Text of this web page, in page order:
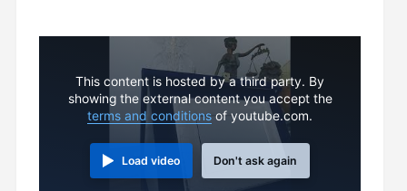
This content is hosted by a third party. By
showing the external content you accept the
terms and conditions of youtube.com.
Load video Don't ask again